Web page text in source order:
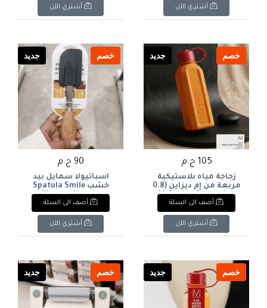
أشتري الآن أشتري الآن
خصم جديد
105 ج.م
زجاجة مياه بلاستيكية
مربعة من إم ديزاين (0.8
لتر)M-Design Square
Plastic Water Bottle
(0.8L
أضف الى السلة
أشتري الآن
خصم جديد
90 ج.م
اسباتيولا سمايل بيد
خشب Spatula Smile
Wooden Handle
أضف الى السلة
أشتري الآن
خصم جديد خصم جديد